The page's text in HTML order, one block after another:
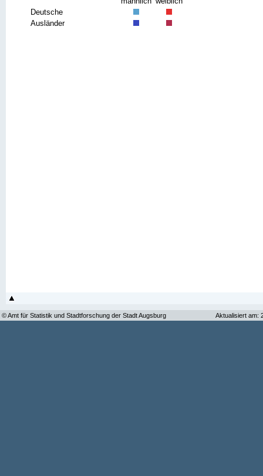
Deutsche
Ausländer
© Amt für Statistik und Stadtforschung der Stadt Augsburg Aktualisiert am: